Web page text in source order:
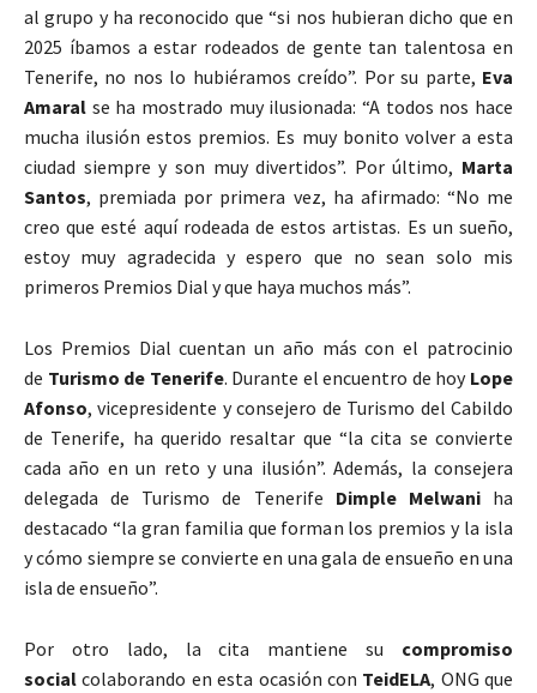
al grupo y ha reconocido que “si nos hubieran dicho que en
2025 íbamos a estar rodeados de gente tan talentosa en
Tenerife, no nos lo hubiéramos creído”. Por su parte, Eva
Amaral se ha mostrado muy ilusionada: “A todos nos hace
mucha ilusión estos premios. Es muy bonito volver a esta
ciudad siempre y son muy divertidos”. Por último, Marta
Santos, premiada por primera vez, ha afirmado: “No me
creo que esté aquí rodeada de estos artistas. Es un sueño,
estoy muy agradecida y espero que no sean solo mis
primeros Premios Dial y que haya muchos más”.
Los Premios Dial cuentan un año más con el patrocinio
de Turismo de Tenerife. Durante el encuentro de hoy Lope
Afonso, vicepresidente y consejero de Turismo del Cabildo
de Tenerife, ha querido resaltar que “la cita se convierte
cada año en un reto y una ilusión”. Además, la consejera
delegada de Turismo de Tenerife Dimple Melwaniha
destacado “la gran familia que forman los premios y la isla
y cómo siempre se convierte en una gala de ensueño en una
isla de ensueño”.
Por otro lado, la cita mantiene su compromiso
social colaborando en esta ocasión con TeidELA, ONG que